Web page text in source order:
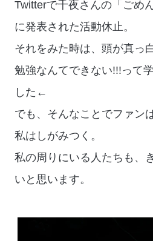
Twitterで千夜さんの「ごめ
に発表された活動休止。
それをみた時は、頭が真っ
勉強なんてできない!!!って
した←
でも、そんなことでファン
私はしがみつく。
私の周りにいる人たちも、
いと思います。